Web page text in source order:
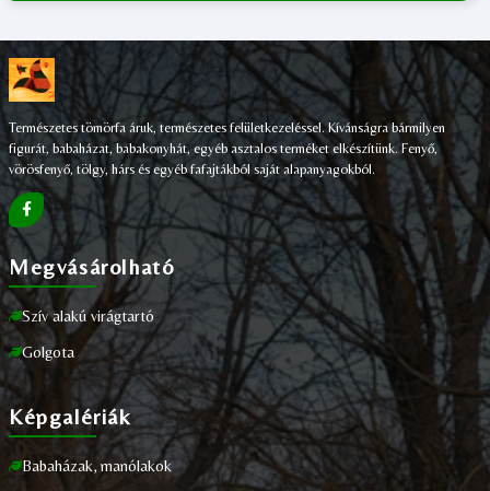
Természetes tömörfa áruk, természetes felületkezeléssel. Kívánságra bármilyen
figurát, babaházat, babakonyhát, egyéb asztalos terméket elkészítünk. Fenyő,
vörösfenyő, tölgy, hárs és egyéb fafajtákból saját alapanyagokból.
Megvásárolható
Szív alakú virágtartó
Golgota
Képgalériák
Babaházak, manólakok